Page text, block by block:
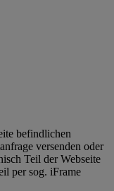
befindlichen
versenden oder
Teil der Webseite
per sog. iFrame